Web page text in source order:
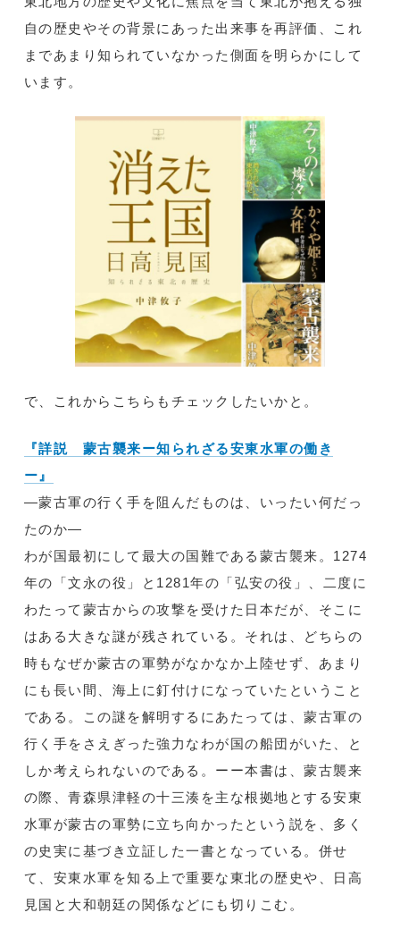
自の歴史やその背景にあった出来事を再評価、これ
まであまり知られていなかった側面を明らかにして
います。
で、これからこちらもチェックしたいかと。
『詳説 蒙古襲来ー知られざる安東水軍の働き
ー』
―蒙古軍の行く手を阻んだものは、いったい何だっ
たのか―
わが国最初にして最大の国難である蒙古襲来。1274
年の「文永の役」と1281年の「弘安の役」、二度に
わたって蒙古からの攻撃を受けた日本だが、そこに
はある大きな謎が残されている。それは、どちらの
時もなぜか蒙古の軍勢がなかなか上陸せず、あまり
にも長い間、海上に釘付けになっていたということ
である。この謎を解明するにあたっては、蒙古軍の
行く手をさえぎった強力なわが国の船団がいた、と
しか考えられないのである。ーー本書は、蒙古襲来
の際、青森県津軽の十三湊を主な根拠地とする安東
水軍が蒙古の軍勢に立ち向かったという説を、多く
の史実に基づき立証した一書となっている。併せ
て、安東水軍を知る上で重要な東北の歴史や、日高
見国と大和朝廷の関係などにも切りこむ。